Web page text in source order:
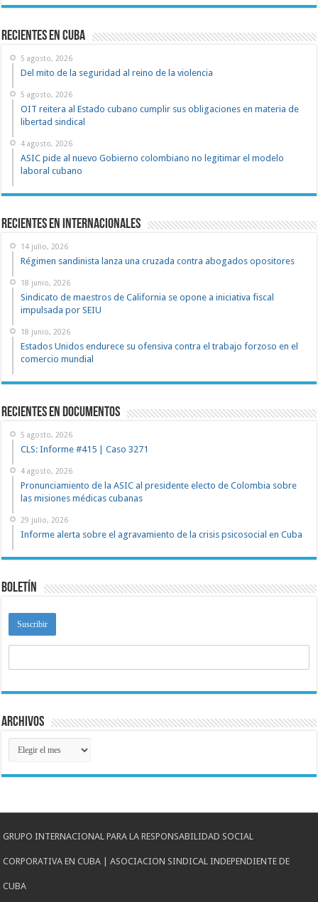
recientes en cuba
5 agosto, 2026
Del mito de la seguridad al reino de la violencia
5 agosto, 2026
OIT reitera al Estado cubano cumplir sus obligaciones en materia de
libertad sindical
4 agosto, 2026
ASIC pide al nuevo Gobierno colombiano no legitimar el modelo
laboral cubano
Recientes en Internacionales
14 julio, 2026
Régimen sandinista lanza una cruzada contra abogados opositores
18 junio, 2026
Sindicato de maestros de California se opone a iniciativa fiscal
impulsada por SEIU
18 junio, 2026
Estados Unidos endurece su ofensiva contra el trabajo forzoso en el
comercio mundial
recientes en documentos
5 agosto, 2026
CLS: Informe #415 | Caso 3271
4 agosto, 2026
Pronunciamiento de la ASIC al presidente electo de Colombia sobre
las misiones médicas cubanas
29 julio, 2026
Informe alerta sobre el agravamiento de la crisis psicosocial en Cuba
Boletín
Archivos
Archivos
GRUPO INTERNACIONAL PARA LA RESPONSABILIDAD SOCIAL
CORPORATIVA EN CUBA | ASOCIACION SINDICAL INDEPENDIENTE DE
CUBA